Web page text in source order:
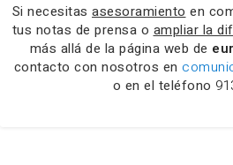
Si necesitas asesoramiento en
tus notas de prensa o ampliar la
más allá de la página web de
contacto con nosotros en
o en el teléfono